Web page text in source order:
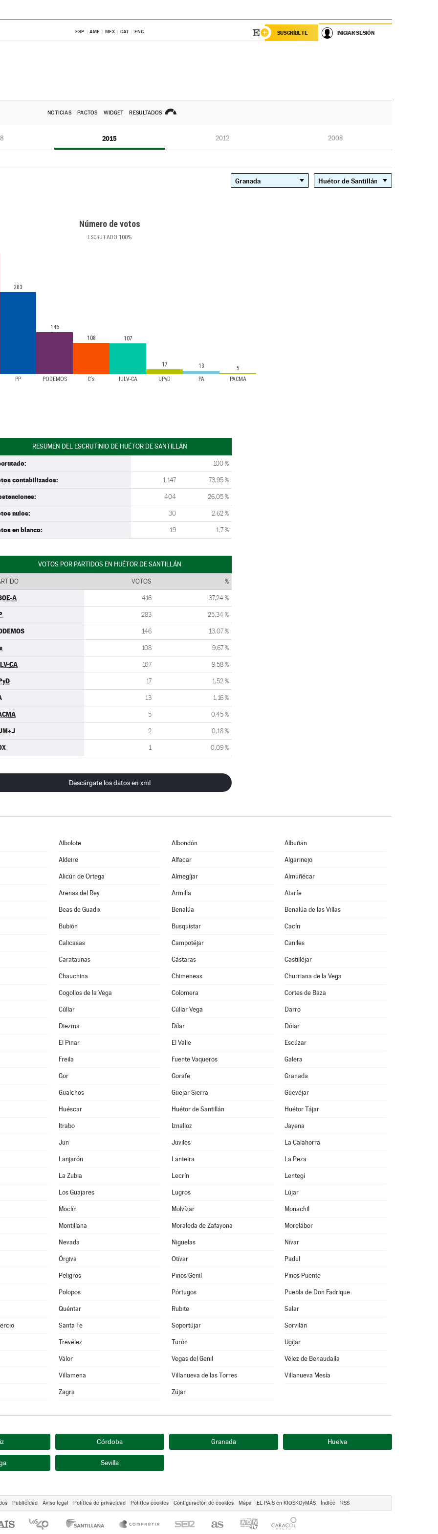
ESP AME MEX CAT ENG SUSCRÍBETE INICIAR SESIÓN
NOTICIAS PACTOS WIDGET RESULTADOS
2015 2012 2008
Número de votos
ESCRUTADO 100%
PP PODEMOS C's IULV-CA UPyD PA PACMA
283
146
108
107
17 13 5
RESUMEN DEL ESCRUTINIO DE HUÉTOR DE SANTILLÁN
100 %
contabilizados: 1.147 73,95 %
404 26,05 %
nulos: 30 2,62 %
en blanco: 19 1,7 %
VOTOS POR PARTIDOS EN HUÉTOR DE SANTILLÁN
VOTOS %
A 416 37,24 %
283 25,34 %
146 13,07 %
108 9,67 %
CA 107 9,58 %
17 1,52 %
13 1,16 %
5 0,45 %
2 0,18 %
1 0,09 %
Descárgate los datos en xml
Albolote Albondón Albuñán
Aldeire Alfacar Algarinejo
Alicún de Ortega Almegíjar Almuñécar
Arenas del Rey Armilla Atarfe
Beas de Guadix Benalúa Benalúa de las Villas
Bubión Busquístar Cacín
Calicasas Campotéjar Caniles
Carataunas Cástaras Castilléjar
Chauchina Chimeneas Churriana de la Vega
Cogollos de la Vega Colomera Cortes de Baza
Cúllar Cúllar Vega Darro
Diezma Dílar Dólar
El Pinar El Valle Escúzar
Freila Fuente Vaqueros Galera
Gor Gorafe Granada
Gualchos Güejar Sierra Güevéjar
Huéscar Huétor de Santillán Huétor Tájar
Itrabo Iznalloz Jayena
Jun Juviles La Calahorra
Lanjarón Lanteira La Peza
La Zubia Lecrín Lentegí
Los Guajares Lugros Lújar
Moclín Molvízar Monachil
Montillana Moraleda de Zafayona Morelábor
Nevada Nigüelas Nívar
Órgiva Otívar Padul
Peligros Pinos Genil Pinos Puente
Polopos Pórtugos Puebla de Don Fadrique
Quéntar Rubite Salar
Santa Fe Soportújar Sorvilán
Trevélez Turón Ugíjar
Válor Vegas del Genil Vélez de Benaudalla
Villamena Villanueva de las Torres Villanueva Mesía
Zagra Zújar
Córdoba Granada Huelva
Sevilla
Publicidad Aviso legal Política de privacidad Política cookies Configuración de cookies Mapa EL PAÍS en KIOSKOyMÁS Índice RSS